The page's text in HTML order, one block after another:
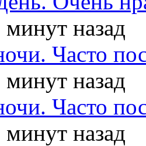
минут назад
Часто
минут назад
Часто
минут назад